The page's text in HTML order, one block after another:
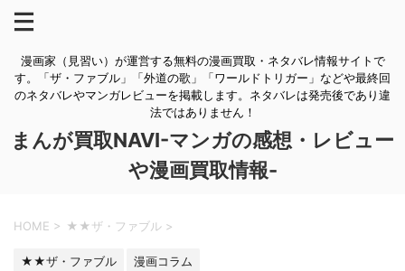
漫画家（見習い）が運営する無料の漫画買取・ネタバレ情報サイトで
す。「ザ・ファブル」「外道の歌」「ワールドトリガー」などや最終回
のネタバレやマンガレビューを掲載します。ネタバレは発売後であり違
法ではありません！
まんが買取NAVI-マンガの感想・レビュー
や漫画買取情報-
HOME > ★★ザ・ファブル >
★★ザ・ファブル 漫画コラム